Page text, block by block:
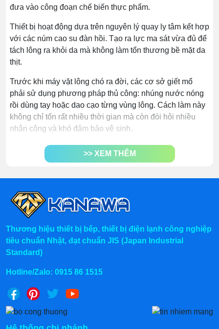
đưa vào công đoạn chế biến thực phẩm.
Thiết bị hoạt động dựa trên nguyên lý quay ly tâm kết hợp
với các núm cao su đàn hồi. Tạo ra lực ma sát vừa đủ để
tách lông ra khỏi da mà không làm tổn thương bề mặt da
thịt.
Trước khi máy vặt lông chó ra đời, các cơ sở giết mổ
phải sử dụng phương pháp thủ công: nhúng nước nóng
rồi dùng tay hoặc dao cạo từng vùng lông. Cách làm này
không chỉ tốn rất nhiều thời gian mà còn đòi hỏi nhiều
nhân công và khó đảm bảo vệ sinh.
Máy làm lông chó chính là sự thay thế hoàn hảo cho
phương pháp thủ công. Giúp tiết kiệm thời gian, công
>> XEM THÊM
Thương hiệu thiết bị bếp, thiết bị điện lạnh công nghiệp
tiêu chuẩn Nhật, đạt chuẩn JIS (Japan Industrial
Standard)
Hotline/Zalo: 0915 86 1515